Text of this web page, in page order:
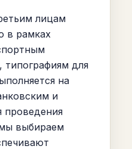
лицам
в рамках
типографиям для
на
и
проведения
выбираем